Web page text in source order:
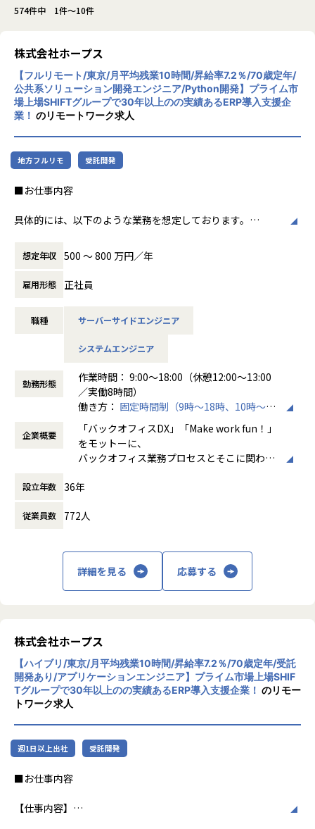
574件中 1件～10件
株式会社ホープス
【フルリモート/東京/月平均残業10時間/昇給率7.2％/70歳定年/
公共系ソリューション開発エンジニア/Python開発】プライム市
場上場SHIFTグループで30年以上のの実績あるERP導入支援企
業！ のリモートワーク求人
地方フルリモ 受託開発
■お仕事内容
具体的には、以下のような業務を想定しております。
・業務システムへのアドオン開発
・Pythonを用いたバックエンド開発
・Reactを用いたフロントエンド開発
・要件定義～設計、実装、テスト、保守までの一連の工程
ただきます。
売上過去最高記録を更新している当社では、今まさに第二次
準大手から中堅規模の企業に特化して、プライム案件、ERP
導入案件、DX推進案件の拡大に注力しております。
公共系ソリューション導入・開発エンジニアとして組織を一
緒に作っていただける方を募集しております。
コンサルティングを主軸にイノベーションを起こすためのソ
リノベートすることで社会に貢献します。​
を提供し、世の中の仕事の標準化の輪を広げます。
【ホープスの目指す世界】
《ERP導入を支援し、業務標準化の輪を広げる》
国内全体では基幹業務の標準化は急務であるものの、大手・
準大手から中堅規模の企業においては実現していない企業が
多くERP導入の課題感は多い状況です。
ホープスはそのような企業への支援戦略を中心に事業を展開
しています。
国内サプライチェーン全体での業務標準化を狙っています。
【ポジションの魅力】
想定年収 500 〜 800 万円／年
雇用形態 正社員
職種 サーバーサイドエンジニア
システムエンジニア
勤務形態
作業時間： 9:00～18:00（休憩12:00～13:00
／実働8時間）
働き方： 固定時間制（9時～18時、10時～19
時など）
時間外労働の有無： 有（月平均10時間）
休憩時間： 60分
企業概要
「バックオフィスDX」「Make work fun！」
をモットーに、
バックオフィス業務プロセスとそこに関わる
企業競争力を向上させることを使命としてい
チ開発やコンサルティングまで幅広いサービ
スを提供しています。クラウドERPやローコ
ード開発を柱とし、業務効率化やDX推進、経
CloudやOracle ERP Cloudなどを活用し、企
業の業務プロセスを最適化し、経営管理の強
化を図っています1。
社風/文化
社内の風通しが良く、活気に満ちた雰囲気が
特徴です。多様性を重視し、様々な国籍や背
景を持つ社員が協力し合いながら働いていま
働き方/リモートワーク
設立年数 36年
従業員数 772人
詳細を見る 応募する
株式会社ホープス
【ハイブリ/東京/月平均残業10時間/昇給率7.2％/70歳定年/受託
開発あり/アプリケーションエンジニア】プライム市場上場SHIF
Tグループで30年以上のの実績あるERP導入支援企業！ のリモー
トワーク求人
週1日以上出社 受託開発
■お仕事内容
【仕事内容】